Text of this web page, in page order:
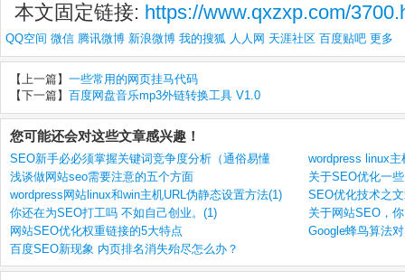
本文固定链接: https://www.qxzxp.com/
QQ空间 微信 腾讯微博 新浪微博 我的搜狐 人人网 天涯社区 百度贴吧 更多
【上一篇】 一些常用的网页挂马代码
【下一篇】 百度网盘音乐mp3外链转换工具 V1.0
您可能还会对这些文章感兴趣！
SEO新手必必须掌握关键词竞争度分析（通俗易懂
wordpress linux
浅谈做网站seo需要注意的五个方面
关于SEO优化一
wordpress网站linux和win主机URL伪静态设置方法(1)
SEO优化技术之
你还在为SEO打工吗 不如自己创业。(1)
关于网站SEO，
网站SEO优化权重链接的5大特点
Google蜂鸟算法
百度SEO新现象 内页排名消失殆尽怎么办？